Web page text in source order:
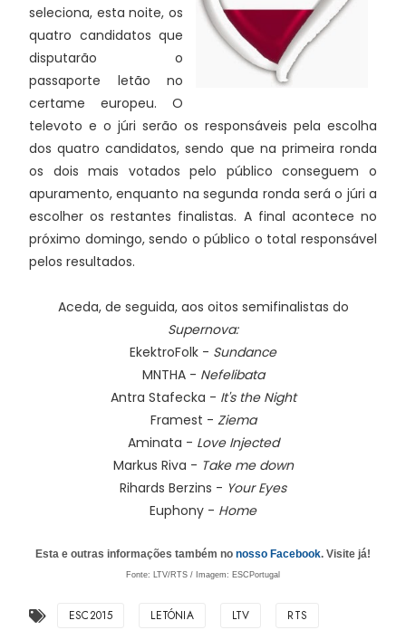
seleciona, esta noite, os
quatro candidatos que
disputarão o
passaporte letão no
certame europeu. O
televoto e o júri serão os responsáveis pela escolha
dos quatro candidatos, sendo que na primeira ronda
os dois mais votados pelo público conseguem o
apuramento, enquanto na segunda ronda será o júri a
escolher os restantes finalistas. A final acontece no
próximo domingo, sendo o público o total responsável
pelos resultados.
Aceda, de seguida, aos oitos semifinalistas do
Supernova:
EkektroFolk - Sundance
MNTHA - Nefelibata
Antra Stafecka - It's the Night
Framest - Ziema
Aminata - Love Injected
Markus Riva - Take me down
Rihards Berzins - Your Eyes
Euphony - Home
Esta e outras informações também no nosso Facebook. Visite já!
Fonte: LTV/RTS / Imagem: ESCPortugal
ESC2015 LETÓNIA LTV RTS